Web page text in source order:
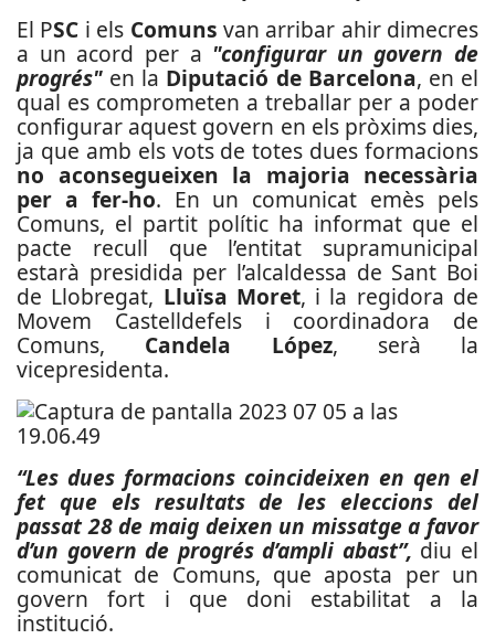
El PSC i els Comuns van arribar ahir dimecres
a un acord per a "configurar un govern de
progrés" en la Diputació de Barcelona, en el
qual es comprometen a treballar per a poder
configurar aquest govern en els pròxims dies,
ja que amb els vots de totes dues formacions
no aconsegueixen la majoria necessària
per a fer-ho. En un comunicat emès pels
Comuns, el partit polític ha informat que el
pacte recull que l’entitat supramunicipal
estarà presidida per l’alcaldessa de Sant Boi
de Llobregat, Lluïsa Moret, i la regidora de
Movem Castelldefels i coordinadora de
Comuns, Candela López, serà la
vicepresidenta.
“Les dues formacions coincideixen en qen el
fet que els resultats de les eleccions del
passat 28 de maig deixen un missatge a favor
d’un govern de progrés d’ampli abast”, diu el
comunicat de Comuns, que aposta per un
govern fort i que doni estabilitat a la
institució.